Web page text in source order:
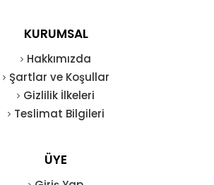
KURUMSAL
Hakkımızda
Şartlar ve Koşullar
Gizlilik İlkeleri
Teslimat Bilgileri
ÜYE